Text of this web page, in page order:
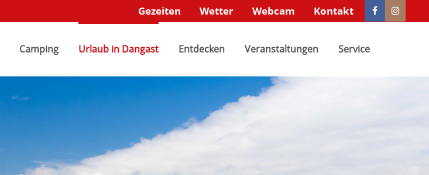
leider nicht.
leider nicht.
Gezeiten Wetter Webcam Kontakt
Camping Urlaub in Dangast Entdecken Veranstaltungen Service